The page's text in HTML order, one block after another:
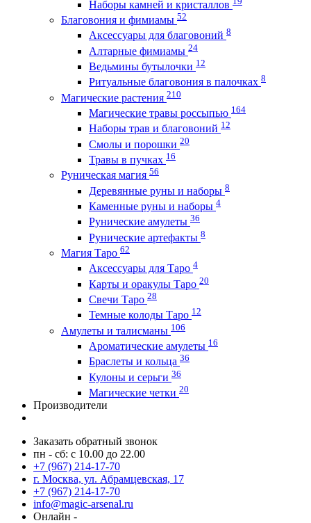
Наборы камней и кристаллов
Благовония и фимиамы 52
Аксессуары для благовоний 8
Алтарные фимиамы 24
Ведьмины бутылочки 12
Ритуальные благовония в палочках 8
Магические растения 210
Магические травы россыпью 164
Наборы трав и благовоний 12
Смолы и порошки 20
Травы в пучках 16
Руническая магия 56
Деревянные руны и наборы 8
Каменные руны и наборы 4
Рунические амулеты 36
Рунические артефакты 8
Магия Таро 62
Аксессуары для Таро 4
Карты и оракулы Таро 20
Свечи Таро 28
Темные колоды Таро 12
Амулеты и талисманы 106
Ароматические амулеты 16
Браслеты и кольца 36
Кулоны и серьги 36
Магические четки 20
Производители
Заказать обратный звонок
пн - сб: с 10.00 до 22.00
+7 (967) 214-17-70
г. Москва, ул. Абрамцевская, 17
+7 (967) 214-17-70
info@magic-arsenal.ru
Онлайн -